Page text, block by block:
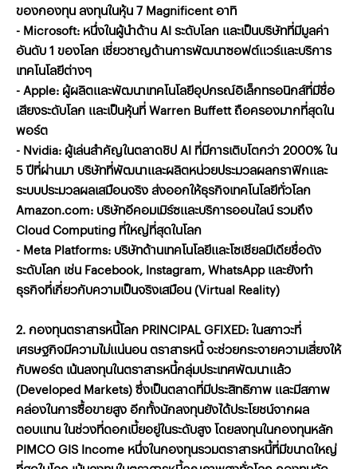
ของกองทุน ลงทุนในหุ้น 7 Magnificent อาทิ
- Microsoft: หนึ่งในผู้นำด้าน AI ระดับโลก และเป็นบริษัทที่มีมูลค่า
อันดับ 1 ของโลก เชี่ยวชาญด้านการพัฒนาซอฟต์แวร์และบริการ
เทคโนโลยีต่างๆ
- Apple: ผู้ผลิตและพัฒนาเทคโนโลยีอุปกรณ์อิเล็กทรอนิกส์ที่มีชื่อ
เสียงระดับโลก และเป็นหุ้นที่ Warren Buffett ถือครองมากที่สุดใน
พอร์ต
- Nvidia: ผู้เล่นสำคัญในตลาดชิป AI ที่มีการเติบโตกว่า 2000% ใน
5 ปีที่ผ่านมา บริษัทที่พัฒนาและผลิตหน่วยประมวลผลกราฟิกและ
ระบบประมวลผลเสมือนจริง ส่งออกให้ธุรกิจเทคโนโลยีทั่วโลก
Amazon.com: บริษัทอีคอมเมิร์ซและบริการออนไลน์ รวมถึง
Cloud Computing ที่ใหญ่ที่สุดในโลก
- Meta Platforms: บริษัทด้านเทคโนโลยีและโซเชียลมีเดียชื่อดัง
ระดับโลก เช่น Facebook, Instagram, WhatsApp และยังทำ
ธุรกิจที่เกี่ยวกับความเป็นจริงเสมือน (Virtual Reality)
2. กองทุนตราสารหนี้โลก PRINCIPAL GFIXED: ในสภาวะที่
เศรษฐกิจมีความไม่แน่นอน ตราสารหนี้ จะช่วยกระจายความเสี่ยงให้
กับพอร์ต เน้นลงทุนในตราสารหนี้กลุ่มประเทศพัฒนาแล้ว
(Developed Markets) ซึ่งเป็นตลาดที่มีประสิทธิภาพ และมีสภาพ
คล่องในการซื้อขายสูง อีกทั้งนักลงทุนยังได้ประโยชน์จากผล
ตอบแทน ในช่วงที่ดอกเบี้ยอยู่ในระดับสูง โดยลงทุนในกองทุนหลัก
PIMCO GIS Income หนึ่งในกองทุนรวมตราสารหนี้ที่มีขนาดใหญ่